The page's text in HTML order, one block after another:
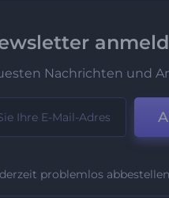
Nachrichten und
problemlos